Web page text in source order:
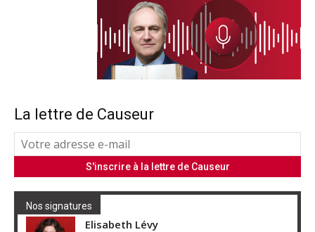
La lettre de Causeur
Nos signatures
Elisabeth Lévy